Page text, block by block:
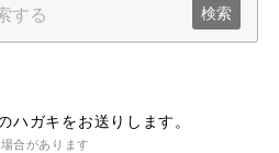
検索
ハガキをお送りします。
合があります